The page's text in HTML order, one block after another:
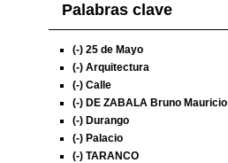
Palabras clave
(-) 25 de Mayo
(-) Arquitectura
(-) Calle
(-) DE ZABALA Bruno Mauricio
(-) Durango
(-) Palacio
(-) TARANCO